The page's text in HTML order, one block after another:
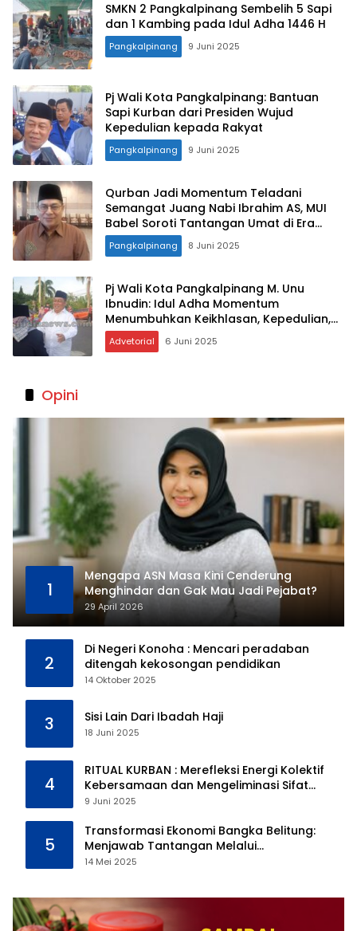
SMKN 2 Pangkalpinang Sembelih 5 Sapi
dan 1 Kambing pada Idul Adha 1446 H
Pangkalpinang 9 Juni 2025
Pj Wali Kota Pangkalpinang: Bantuan
Sapi Kurban dari Presiden Wujud
Kepedulian kepada Rakyat
Pangkalpinang 9 Juni 2025
Qurban Jadi Momentum Teladani
Semangat Juang Nabi Ibrahim AS, MUI
Babel Soroti Tantangan Umat di Era
Disrupsi
Pangkalpinang 8 Juni 2025
Pj Wali Kota Pangkalpinang M. Unu
Ibnudin: Idul Adha Momentum
Menumbuhkan Keikhlasan, Kepedulian,
dan Persatuan
Advetorial 6 Juni 2025
Opini
1
Mengapa ASN Masa Kini Cenderung
Menghindar dan Gak Mau Jadi Pejabat?
29 April 2026
2
Di Negeri Konoha : Mencari peradaban
ditengah kekosongan pendidikan
14 Oktober 2025
3 Sisi Lain Dari Ibadah Haji
18 Juni 2025
4
RITUAL KURBAN : Merefleksi Energi Kolektif
Kebersamaan dan Mengeliminasi Sifat
Kebinatangan Manusia
9 Juni 2025
5
Transformasi Ekonomi Bangka Belitung:
Menjawab Tantangan Melalui
Pengelolaan Sumber Daya Alam yang
14 Mei 2025